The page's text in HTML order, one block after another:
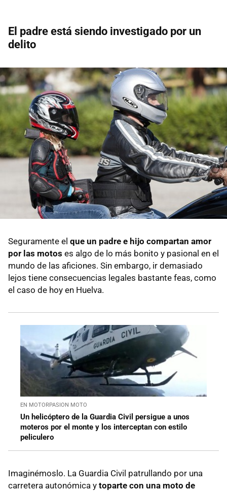
El padre está siendo investigado por un
delito
Seguramente el que un padre e hijo compartan amor
por las motos es algo de lo más bonito y pasional en el
mundo de las aficiones. Sin embargo, ir demasiado
lejos tiene consecuencias legales bastante feas, como
el caso de hoy en Huelva.
EN MOTORPASION MOTO
Un helicóptero de la Guardia Civil persigue a unos
moteros por el monte y los interceptan con estilo
peliculero
Imaginémoslo. La Guardia Civil patrullando por una
carretera autonómica y toparte con una moto de